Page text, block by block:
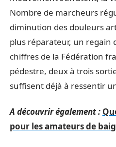
Nombre de marcheurs
diminution des douleurs
plus réparateur, un regain
chiffres de la Fédération
pédestre, deux à trois
suffisent déjà à ressentir
A découvrir également :
pour les amateurs de